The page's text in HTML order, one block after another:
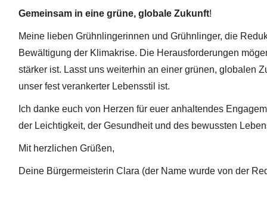
Gemeinsam in eine grüne, globale Zukunft!
Meine lieben Grühnlingerinnen und Grühnlinger, die
Bewältigung der Klimakrise. Die Herausforderungen
stärker ist. Lasst uns weiterhin an einer grünen, globalen
unser fest verankerter Lebensstil ist.
Ich danke euch von Herzen für euer anhaltendes
der Leichtigkeit, der Gesundheit und des bewussten
Mit herzlichen Grüßen,
Deine Bürgermeisterin Clara (der Name wurde von der